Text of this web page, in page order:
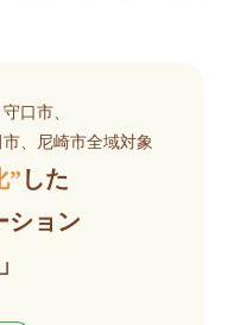
口市、
、尼崎市全域対象
” した
ション